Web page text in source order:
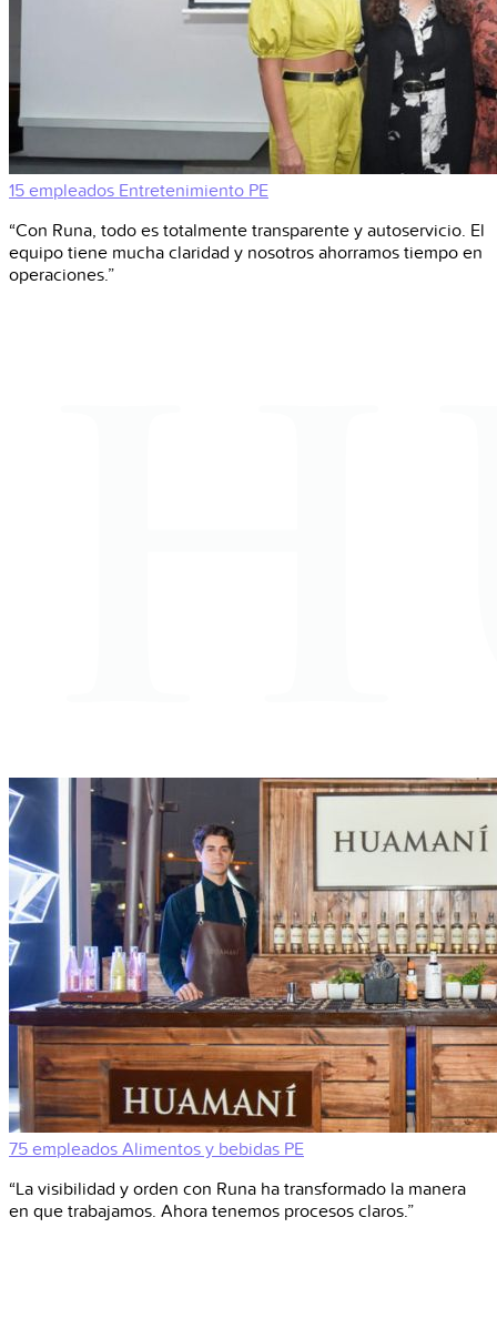
15 empleados Entretenimiento PE
“Con Runa, todo es totalmente transparente y autoservicio. El
equipo tiene mucha claridad y nosotros ahorramos tiempo en
operaciones.”
75 empleados Alimentos y bebidas PE
“La visibilidad y orden con Runa ha transformado la manera
en que trabajamos. Ahora tenemos procesos claros.”